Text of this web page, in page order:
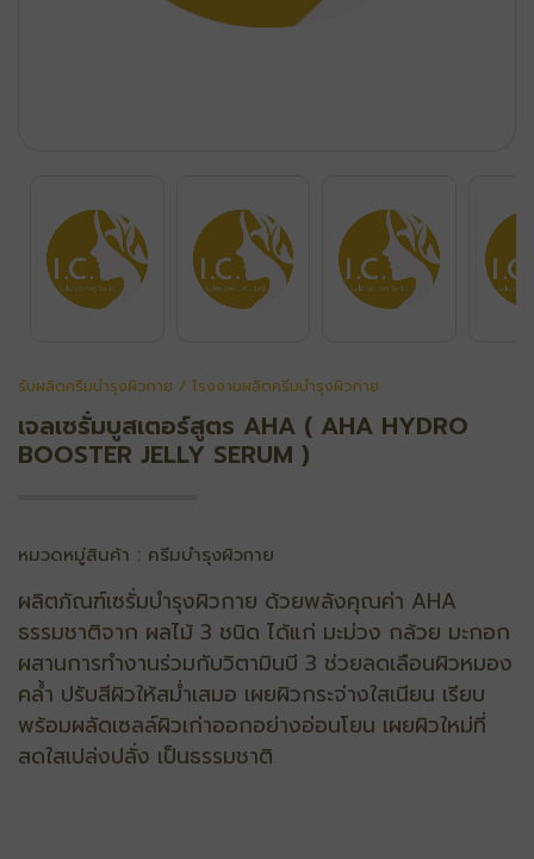
รับผลิตครีมบำรุงผิวกาย / โรงงานผลิตครีมบำรุงผิวกาย
เจลเซรั่มบูสเตอร์สูตร AHA ( AHA HYDRO
BOOSTER JELLY SERUM )
หมวดหมู่สินค้า : ครีมบำรุงผิวกาย
ผลิตภัณฑ์เซรั่มบํารุงผิวกาย ด้วยพลังคุณค่า AHA
ธรรมชาติจาก ผลไม้ 3 ชนิด ได้แก่ มะม่วง กล้วย มะกอก
ผสานการทํางานร่วมกับวิตามินบี 3 ช่วยลดเลือนผิวหมอง
คล้ำ ปรับสีผิวให้สม่ําเสมอ เผยผิวกระจ่างใสเนียน เรียบ
พร้อมผลัดเซลล์ผิวเก่าออกอย่างอ่อนโยน เผยผิวใหม่ที่
สดใสเปล่งปลั่ง เป็นธรรมชาติ